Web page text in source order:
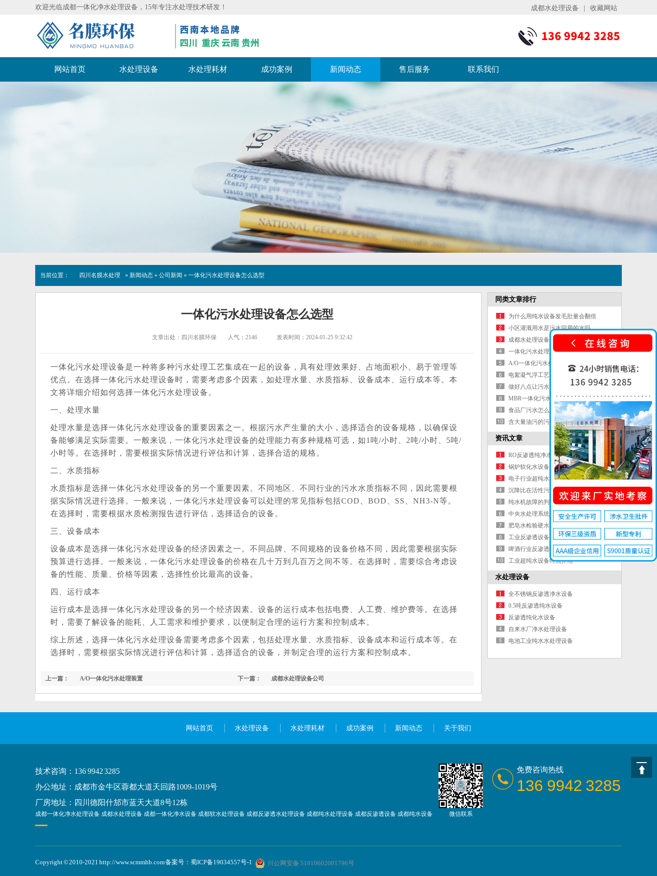
欢迎光临成都一体化净水处理设备 ，15年专注水处理技术研发！ 成都水处理设备 收藏网站
网站首页 水处理设备 水处理耗材 成功案例 新闻动态 售后服务 联系我们
当前位置： 四川名膜水处理 » 新闻动态 » 公司新闻 » 一体化污水处理设备怎么选型
一体化污水处理设备怎么选型
文章出处：四川名膜环保 人气： 2146 发表时间：2024-01-25 9:32:42
一体化污水处理设备是一种将多种污水处理工艺集成在一起的设备，具有处理效果好、占地面积小、易于管理等
优点。在选择一体化污水处理设备时，需要考虑多个因素，如处理水量、水质指标、设备成本、运行成本等。本
文将详细介绍如何选择一体化污水处理设备。
一、处理水量
处理水量是选择一体化污水处理设备的重要因素之一。根据污水产生量的大小，选择适合的设备规格，以确保设
备能够满足实际需要。一般来说，一体化污水处理设备的处理能力有多种规格可选，如1吨/小时、2吨/小时、5吨/
小时等。在选择时，需要根据实际情况进行评估和计算，选择合适的规格。
二、水质指标
水质指标是选择一体化污水处理设备的另一个重要因素。不同地区、不同行业的污水水质指标不同，因此需要根
据实际情况进行选择。一般来说，一体化污水处理设备可以处理的常见指标包括COD、BOD、SS、NH3-N等。
在选择时，需要根据水质检测报告进行评估，选择适合的设备。
三、设备成本
设备成本是选择一体化污水处理设备的经济因素之一。不同品牌、不同规格的设备价格不同，因此需要根据实际
预算进行选择。一般来说，一体化污水处理设备的价格在几十万到几百万之间不等。在选择时，需要综合考虑设
备的性能、质量、价格等因素，选择性价比最高的设备。
四、运行成本
运行成本是选择一体化污水处理设备的另一个经济因素。设备的运行成本包括电费、人工费、维护费等。在选择
时，需要了解设备的能耗、人工需求和维护要求，以便制定合理的运行方案和控制成本。
综上所述，选择一体化污水处理设备需要考虑多个因素，包括处理水量、水质指标、设备成本和运行成本等。在
选择时，需要根据实际情况进行评估和计算，选择适合的设备，并制定合理的运行方案和控制成本。
上一篇： A/O一体化污水处理装置 下一篇： 成都水处理设备公司
同类文章排行
为什么用纯水设备发毛肚量会翻倍
小区灌溉用水是污水回用的水吗
成都水处理设备公司
一体化污水处理设备怎么选型
A/O一体化污水处理装置
电絮凝气浮工艺是电解、絮凝和气浮的
结合
做好八点让污水处理设备少生病
MBR一体化污水的优点太多导致不得不
用它
食品厂污水怎么定性控制分那两部分
含大量油污的污水该如何处理达标
资讯文章
RO反渗透纯净水设备典型工艺流程
锅炉软化水设备的特点是什么
电子行业超纯水设备详细介绍-反渗透纯
化水系统
沉降比在活性污泥法处理污水运行的指
导
纯水机故障的判断及解决方法
中央水处理系统哪个牌子好
肥皂水检验硬水和软水的原理
工业反渗透设备厂家 反渗透设备技术要
求
啤酒行业反渗透水处理设备介绍
工业超纯水设备特点介绍
水处理设备
全不锈钢反渗透净水设备
0.5吨反渗透纯水设备
反渗透纯化水设备
自来水厂净水处理设备
电池工业纯水水处理设备
网站首页 水处理设备 水处理耗材 成功案例 新闻动态 关于我们
技术咨询：136 9942 3285
办公地址：成都市金牛区蓉都大道天回路1009-1019号
厂房地址：四川德阳什邡市蓝天大道8号12栋
成都一体化净水处理设备 成都水处理设备 成都一体化净水设备 成都软水处理设备 成都反渗透水处理设备 成都纯水处理设备 成都反渗透设备 成都纯水设备 微信联系
免费咨询热线
136 9942 3285
Copyright © 2010-2021 http://www.scmmhb.com 备案号： 蜀ICP备19034557号-1 川公网安备 51010602001796号